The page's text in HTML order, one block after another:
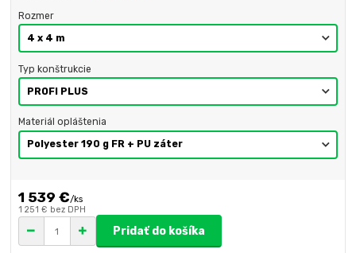
Rozmer
Typ konštrukcie
Materiál opláštenia
1 539 €/ks
1 251 € bez DPH
Pridať do košíka